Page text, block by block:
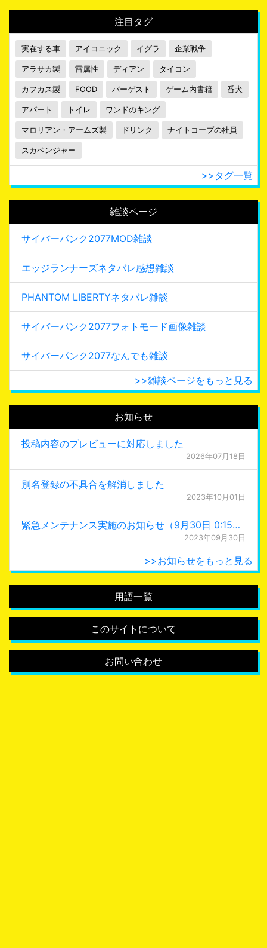
注目タグ
実在する車 アイコニック イグラ 企業戦争
アラサカ製 雷属性 ディアン タイコン
カフカス製 FOOD バーゲスト ゲーム内書籍 番犬
アパート トイレ ワンドのキング
マロリアン・アームズ製 ドリンク ナイトコープの社員
スカベンジャー
>>タグ一覧
雑談ページ
サイバーパンク2077MOD雑談
エッジランナーズネタバレ感想雑談
PHANTOM LIBERTYネタバレ雑談
サイバーパンク2077フォトモード画像雑談
サイバーパンク2077なんでも雑談
>>雑談ページをもっと見る
お知らせ
投稿内容のプレビューに対応しました
2026年07月18日
別名登録の不具合を解消しました
2023年10月01日
緊急メンテナンス実施のお知らせ（9月30日 0:15更新）
2023年09月30日
>>お知らせをもっと見る
用語一覧
このサイトについて
お問い合わせ